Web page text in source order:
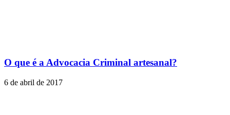
O que é a Advocacia Criminal artesanal?
6 de abril de 2017